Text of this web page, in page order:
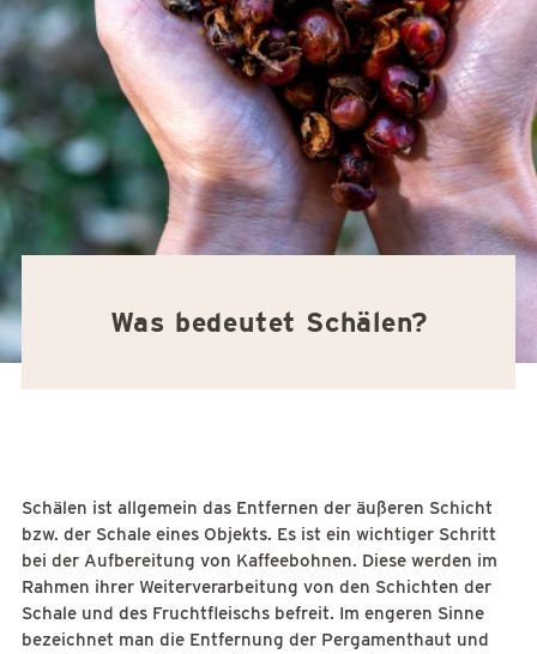
Was bedeutet Schälen?
Schälen ist allgemein das Entfernen der äußeren Schicht
bzw. der Schale eines Objekts. Es ist ein wichtiger Schritt
bei der Aufbereitung von Kaffeebohnen. Diese werden im
Rahmen ihrer Weiterverarbeitung von den Schichten der
Schale und des Fruchtfleischs befreit. Im engeren Sinne
bezeichnet man die Entfernung der Pergamenthaut und